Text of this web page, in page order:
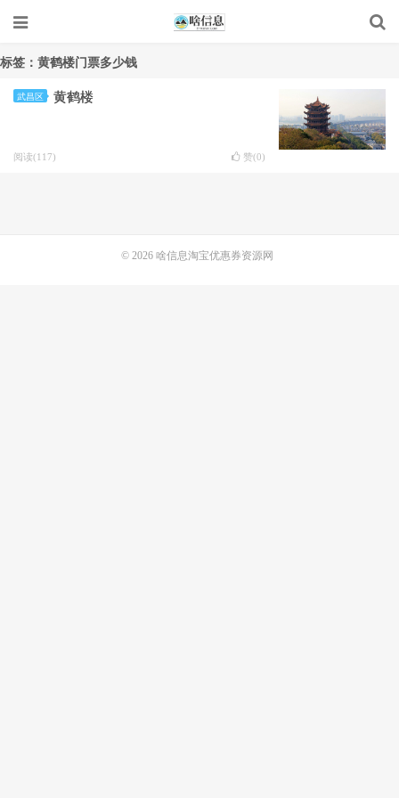
标签：黄鹤楼门票多少钱
武昌区 黄鹤楼
阅读(117) 赞(0)
© 2026 啥信息淘宝优惠券资源网